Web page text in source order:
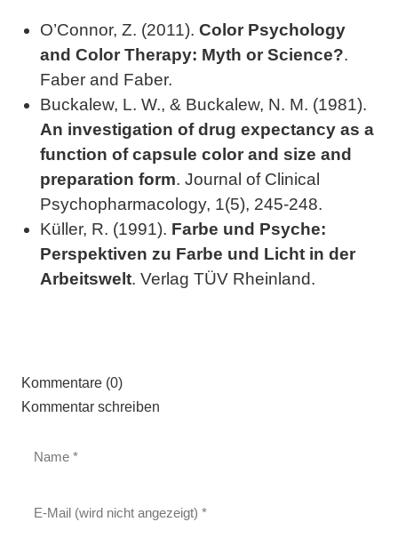
O’Connor, Z. (2011). Color Psychology
and Color Therapy: Myth or Science?.
Faber and Faber.
Buckalew, L. W., & Buckalew, N. M. (1981).
An investigation of drug expectancy as a
function of capsule color and size and
preparation form. Journal of Clinical
Psychopharmacology, 1(5), 245-248.
Küller, R. (1991). Farbe und Psyche:
Perspektiven zu Farbe und Licht in der
Arbeitswelt. Verlag TÜV Rheinland.
Kommentare (0)
Kommentar schreiben